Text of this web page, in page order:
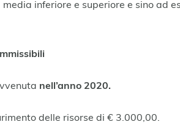
inferiore e superiore e sino ad
nell’anno 2020.
delle risorse di € 3.000,00.